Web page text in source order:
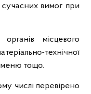
вимог при
місцевого
технічної
меню тощо.
числі перевірено